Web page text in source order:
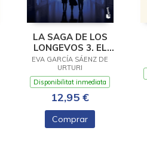
LA SAGA DE LOS
LONGEVOS 3. EL
CAMINO DEL PADRE
EVA GARCÍA SÁENZ DE
URTURI
Disponibilitat inmediata
12,95 €
Comprar